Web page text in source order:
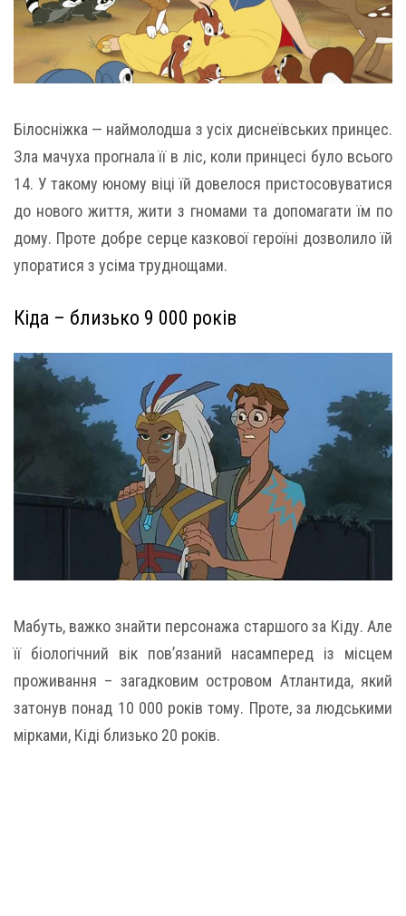
Білосніжка — наймолодша з усіх диснеївських принцес.
Зла мачуха прогнала її в ліс, коли принцесі було всього
14. У такому юному віці їй довелося пристосовуватися
до нового життя, жити з гномами та допомагати їм по
дому. Проте добре серце казкової героїні дозволило їй
упоратися з усіма труднощами.
Кіда – близько 9 000 років
Мабуть, важко знайти персонажа старшого за Кіду. Але
її біологічний вік пов’язаний насамперед із місцем
проживання – загадковим островом Атлантида, який
затонув понад 10 000 років тому. Проте, за людськими
мірками, Кіді близько 20 років.